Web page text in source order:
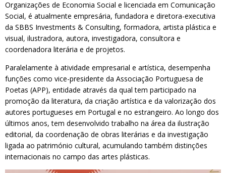
Organizações de Economia Social e licenciada em Comunicação
Social, é atualmente empresária, fundadora e diretora-executiva
da SBBS Investments & Consulting, formadora, artista plástica e
visual, ilustradora, autora, investigadora, consultora e
coordenadora literária e de projetos.
Paralelamente à atividade empresarial e artística, desempenha
funções como vice-presidente da Associação Portuguesa de
Poetas (APP), entidade através da qual tem participado na
promoção da literatura, da criação artística e da valorização dos
autores portugueses em Portugal e no estrangeiro. Ao longo dos
últimos anos, tem desenvolvido trabalho na área da ilustração
editorial, da coordenação de obras literárias e da investigação
ligada ao património cultural, acumulando também distinções
internacionais no campo das artes plásticas.